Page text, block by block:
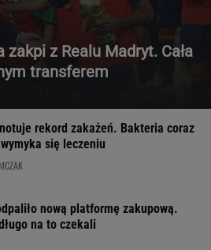
zakpi z Realu Madryt. Cała
transferem
rekord zakażeń. Bakteria coraz
się leczeniu
nową platformę zakupową.
na to czekali